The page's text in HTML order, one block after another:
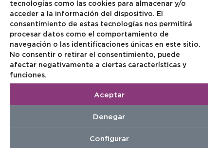
tecnologías como las cookies para almacenar y/o
acceder a la información del dispositivo. El
consentimiento de estas tecnologías nos permitirá
procesar datos como el comportamiento de
navegación o las identificaciones únicas en este sitio.
No consentir o retirar el consentimiento, puede
afectar negativamente a ciertas características y
funciones.
Aceptar
Denegar
Configurar
Teléfono(obligatorio)
Mensaje